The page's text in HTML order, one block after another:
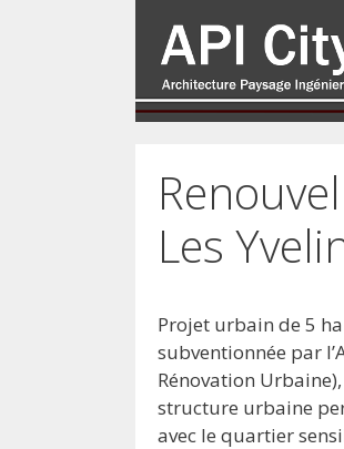
Les
Projet urbain de 5
subventionnée par
Rénovation
structure urbaine
avec le quartier